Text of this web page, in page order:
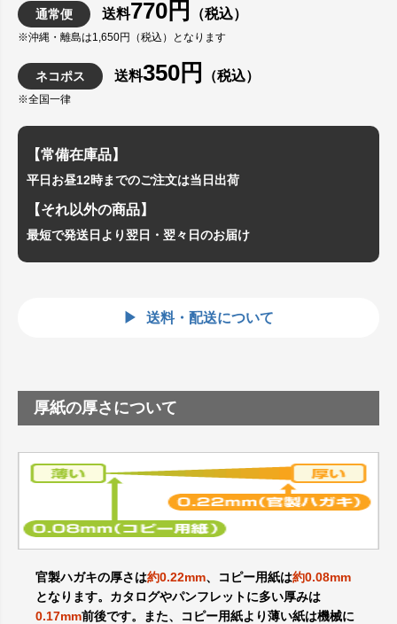
通常便 送料770円 （税込）
※沖縄・離島は1,650円（税込）となります
ネコポス 送料350円 （税込）
※全国一律
【常備在庫品】
平日お昼12時までのご注文は当日出荷
【それ以外の商品】
最短で発送日より翌日・翌々日のお届け
送料・配送について
厚紙の厚さについて
官製ハガキの厚さは約0.22mm、コピー用紙は約0.08mm
となります。カタログやパンフレットに多い厚みは
0.17mm前後です。また、コピー用紙より薄い紙は機械に